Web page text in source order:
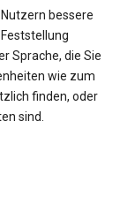
bessere
Sprache, die Sie
wie zum
finden, oder
sind.